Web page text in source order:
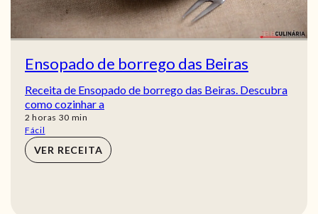
Ensopado de borrego das Beiras
Receita de Ensopado de borrego das Beiras. Descubra
como cozinhar a
2 horas
horas 30 min
min
Fácil
VER RECEITA